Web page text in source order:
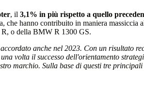
, il 3,1% in più rispetto a quello
hanno contribuito in maniera massiccia
R, o della BMW R 1300 GS.
anche nel 2023. Con un risultato
volta il successo dell'orientamento
marchio. Sulla base di questi tre principali